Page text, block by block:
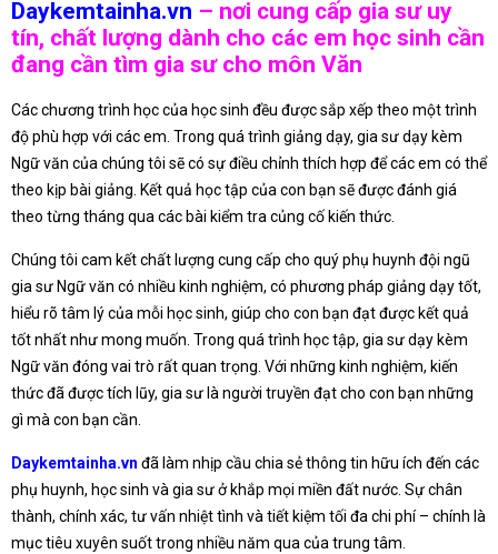
Daykemtainha.vn – nơi cung cấp gia sư uy
tín, chất lượng dành cho các em học sinh cần
đang cần tìm gia sư cho môn Văn
Các chương trình học của học sinh đều được sắp xếp theo một trình
độ phù hợp với các em. Trong quá trình giảng dạy, gia sư dạy kèm
Ngữ văn của chúng tôi sẽ có sự điều chỉnh thích hợp để các em có thể
theo kịp bài giảng. Kết quả học tập của con bạn sẽ được đánh giá
theo từng tháng qua các bài kiểm tra củng cố kiến thức.
Chúng tôi cam kết chất lượng cung cấp cho quý phụ huynh đội ngũ
gia sư Ngữ văn có nhiều kinh nghiệm, có phương pháp giảng dạy tốt,
hiểu rõ tâm lý của mỗi học sinh, giúp cho con bạn đạt được kết quả
tốt nhất như mong muốn. Trong quá trình học tập, gia sư dạy kèm
Ngữ văn đóng vai trò rất quan trọng. Với những kinh nghiệm, kiến
thức đã được tích lũy, gia sư là người truyền đạt cho con bạn những
gì mà con bạn cần.
Daykemtainha.vn đã làm nhịp cầu chia sẻ thông tin hữu ích đến các
phụ huynh, học sinh và gia sư ở khắp mọi miền đất nước. Sự chân
thành, chính xác, tư vấn nhiệt tình và tiết kiệm tối đa chi phí – chính là
mục tiêu xuyên suốt trong nhiều năm qua của trung tâm.